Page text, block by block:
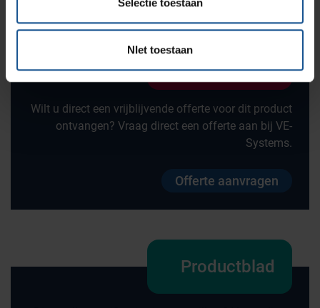
Selectie toestaan
NIet toestaan
Wilt u direct een vrijblijvende offerte voor dit product
ontvangen? Vraag direct een offerte aan bij VE-
Systems.
Offerte aanvragen
Productblad